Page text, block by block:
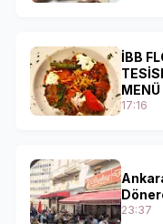
İBB
17:16
23:37